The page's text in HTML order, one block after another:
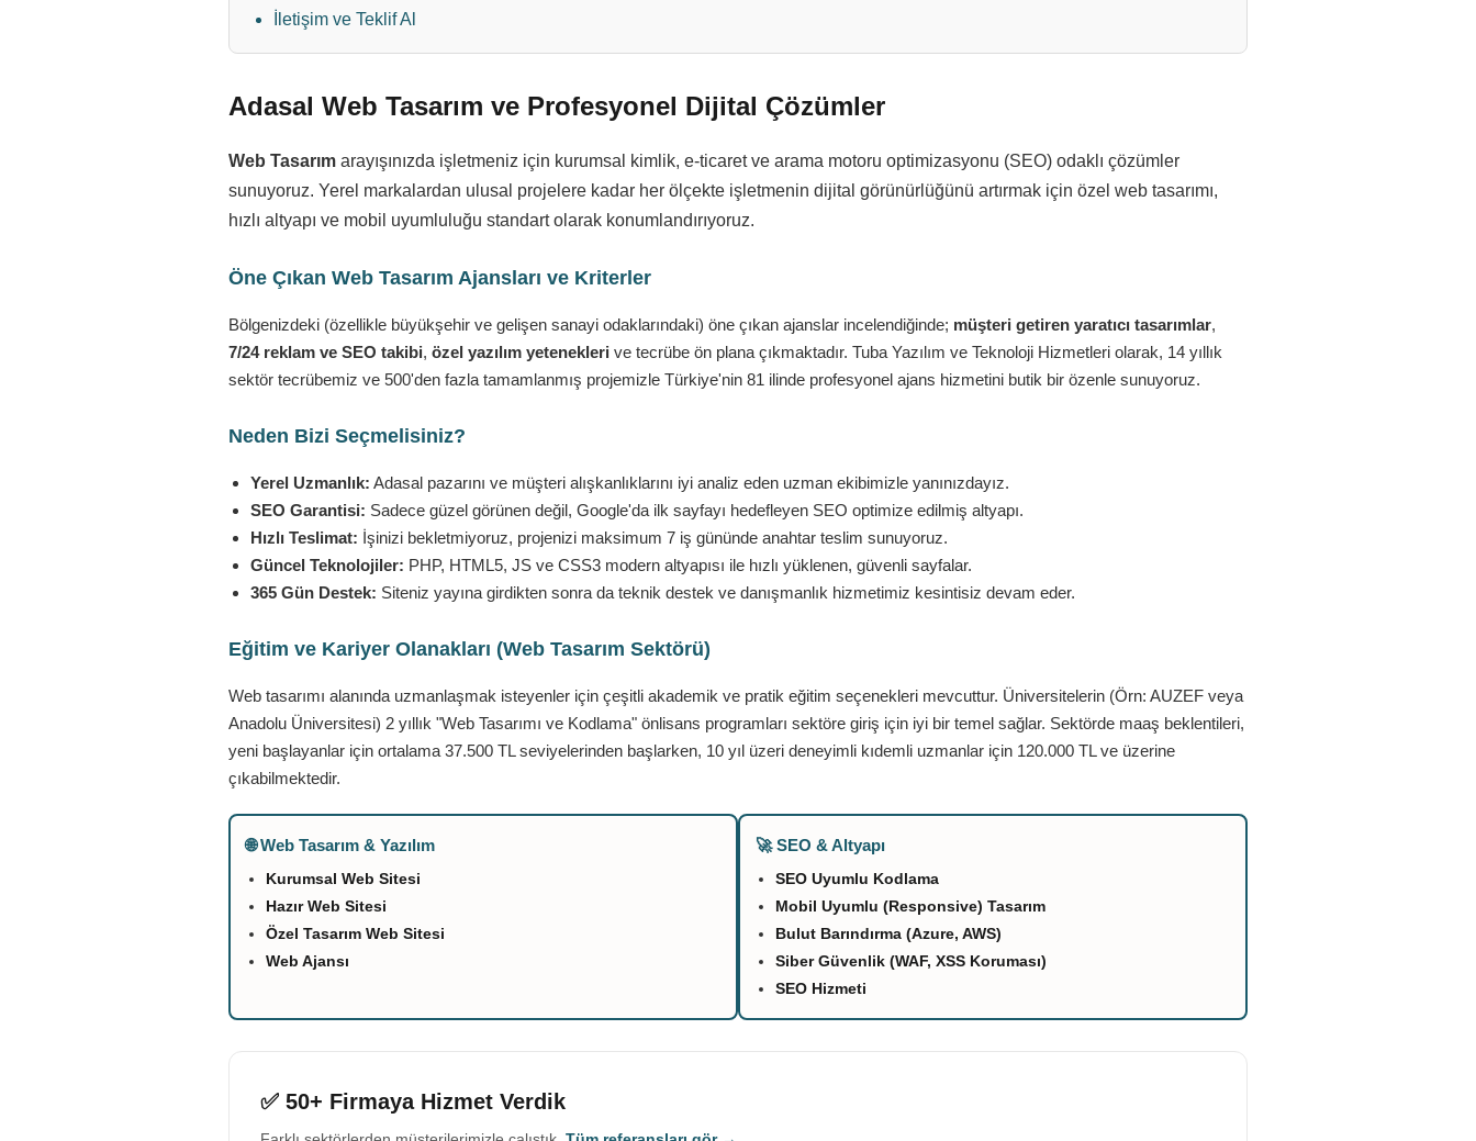
İletişim ve Teklif Al
Adasal Web Tasarım ve Profesyonel Dijital Çözümler
Web Tasarım arayışınızda işletmeniz için kurumsal kimlik, e-ticaret ve arama motoru optimizasyonu (SEO) odaklı çözümler
sunuyoruz. Yerel markalardan ulusal projelere kadar her ölçekte işletmenin dijital görünürlüğünü artırmak için özel web tasarımı,
hızlı altyapı ve mobil uyumluluğu standart olarak konumlandırıyoruz.
Öne Çıkan Web Tasarım Ajansları ve Kriterler
Bölgenizdeki (özellikle büyükşehir ve gelişen sanayi odaklarındaki) öne çıkan ajanslar incelendiğinde; müşteri getiren yaratıcı tasarımlar,
7/24 reklam ve SEO takibi, özel yazılım yetenekleri ve tecrübe ön plana çıkmaktadır. Tuba Yazılım ve Teknoloji Hizmetleri olarak, 14 yıllık
sektör tecrübemiz ve 500'den fazla tamamlanmış projemizle Türkiye'nin 81 ilinde profesyonel ajans hizmetini butik bir özenle sunuyoruz.
Neden Bizi Seçmelisiniz?
Yerel Uzmanlık: Adasal pazarını ve müşteri alışkanlıklarını iyi analiz eden uzman ekibimizle yanınızdayız.
SEO Garantisi: Sadece güzel görünen değil, Google'da ilk sayfayı hedefleyen SEO optimize edilmiş altyapı.
Hızlı Teslimat: İşinizi bekletmiyoruz, projenizi maksimum 7 iş gününde anahtar teslim sunuyoruz.
Güncel Teknolojiler: PHP, HTML5, JS ve CSS3 modern altyapısı ile hızlı yüklenen, güvenli sayfalar.
365 Gün Destek: Siteniz yayına girdikten sonra da teknik destek ve danışmanlık hizmetimiz kesintisiz devam eder.
Eğitim ve Kariyer Olanakları (Web Tasarım Sektörü)
Web tasarımı alanında uzmanlaşmak isteyenler için çeşitli akademik ve pratik eğitim seçenekleri mevcuttur. Üniversitelerin (Örn: AUZEF veya
Anadolu Üniversitesi) 2 yıllık "Web Tasarımı ve Kodlama" önlisans programları sektöre giriş için iyi bir temel sağlar. Sektörde maaş beklentileri,
yeni başlayanlar için ortalama 37.500 TL seviyelerinden başlarken, 10 yıl üzeri deneyimli kıdemli uzmanlar için 120.000 TL ve üzerine
çıkabilmektedir.
🌐 Web Tasarım & Yazılım
Kurumsal Web Sitesi
Hazır Web Sitesi
Özel Tasarım Web Sitesi
Web Ajansı
🚀 SEO & Altyapı
SEO Uyumlu Kodlama
Mobil Uyumlu (Responsive) Tasarım
Bulut Barındırma (Azure, AWS)
Siber Güvenlik (WAF, XSS Koruması)
SEO Hizmeti
✅ 50+ Firmaya Hizmet Verdik